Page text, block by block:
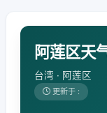
阿莲区天
台湾 · 阿莲区
更新于 :